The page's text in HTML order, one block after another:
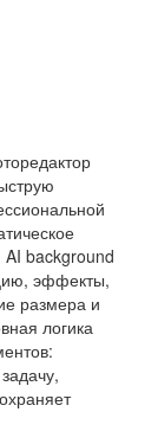
background
эффекты,
размера и
логика